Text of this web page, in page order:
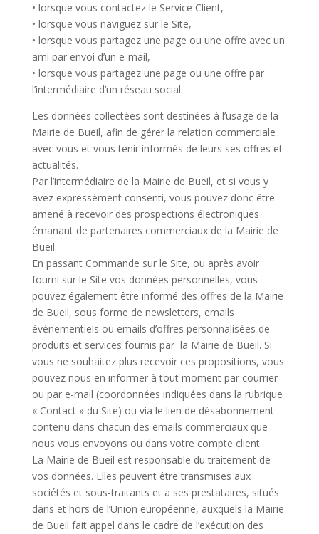
• lorsque vous contactez le Service Client,
• lorsque vous naviguez sur le Site,
• lorsque vous partagez une page ou une offre avec un
ami par envoi d’un e-mail,
• lorsque vous partagez une page ou une offre par
l’intermédiaire d’un réseau social.
Les données collectées sont destinées à l’usage de la
Mairie de Bueil, afin de gérer la relation commerciale
avec vous et vous tenir informés de leurs ses offres et
actualités.
Par l’intermédiaire de la Mairie de Bueil, et si vous y
avez expressément consenti, vous pouvez donc être
amené à recevoir des prospections électroniques
émanant de partenaires commerciaux de la Mairie de
Bueil.
En passant Commande sur le Site, ou après avoir
fourni sur le Site vos données personnelles, vous
pouvez également être informé des offres de la Mairie
de Bueil, sous forme de newsletters, emails
événementiels ou emails d’offres personnalisées de
produits et services fournis par la Mairie de Bueil. Si
vous ne souhaitez plus recevoir ces propositions, vous
pouvez nous en informer à tout moment par courrier
ou par e-mail (coordonnées indiquées dans la rubrique
« Contact » du Site) ou via le lien de désabonnement
contenu dans chacun des emails commerciaux que
nous vous envoyons ou dans votre compte client.
La Mairie de Bueil est responsable du traitement de
vos données. Elles peuvent être transmises aux
sociétés et sous-traitants et a ses prestataires, situés
dans et hors de l’Union européenne, auxquels la Mairie
de Bueil fait appel dans le cadre de l’exécution des